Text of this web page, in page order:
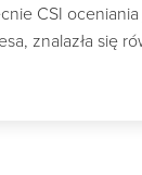
CSI
znalazła się